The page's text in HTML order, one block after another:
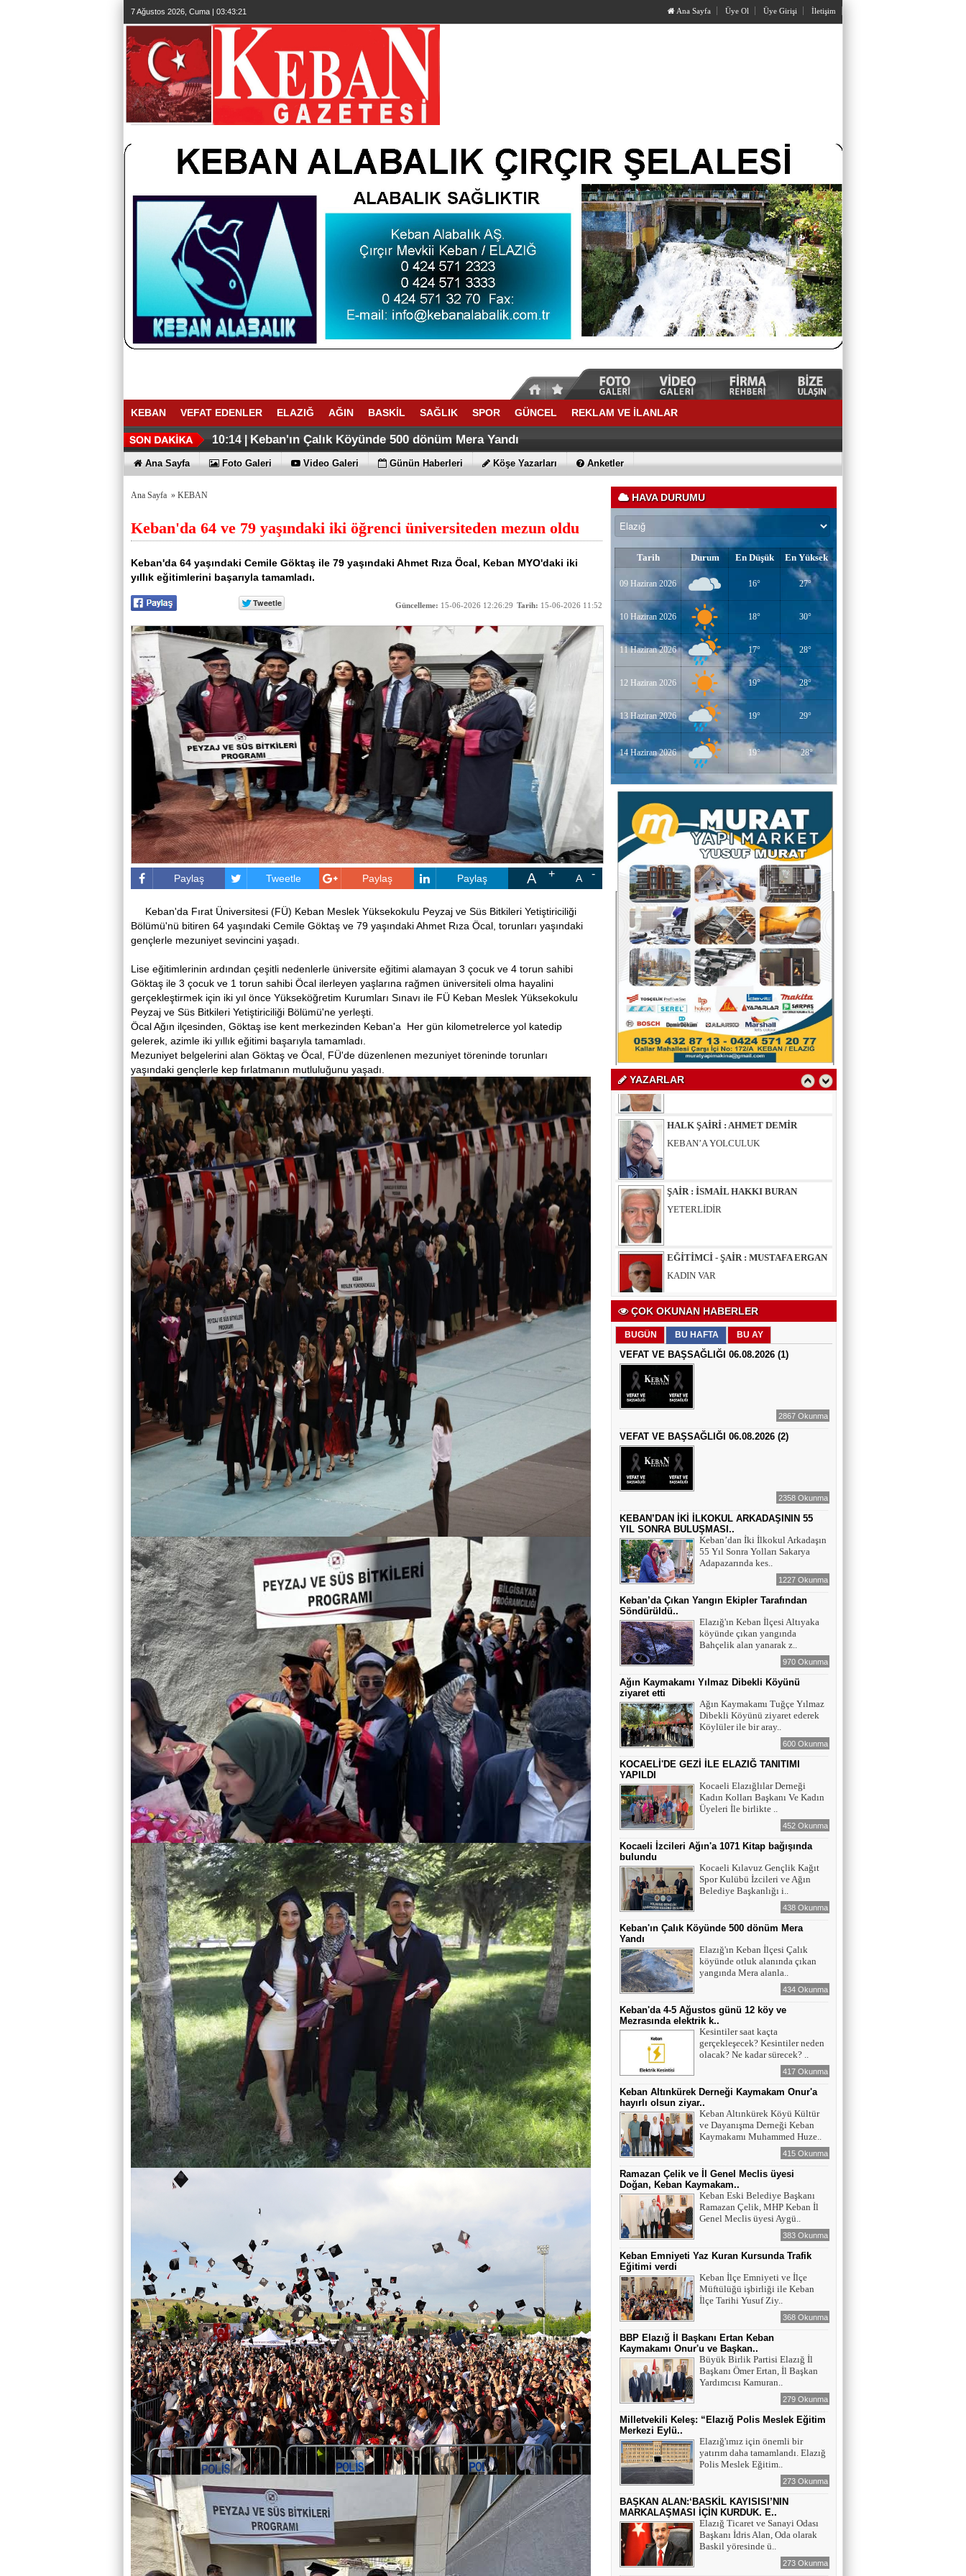
7 Ağustos 2026, Cuma | 03:43:23 Ana Sayfa Üye Ol Üye Girişi İletişim
KEBAN VEFAT EDENLER ELAZIĞ AĞIN BASKİL SAĞLIK SPOR GÜNCEL REKLAM VE İLANLAR
16:27 |ELAZIĞ İHRACATTA TARİH YAZDI
16:02 |Keban Emniyeti Yaz Kuran Kursunda Trafik Eğitimi verdi
10:14 | Keban'ın Çalık Köyünde 500 dönüm Mera Yandı
Ana Sayfa Foto Galeri Video Galeri Günün Haberleri Köşe Yazarları Anketler
Ana Sayfa » KEBAN
Keban'da 64 ve 79 yaşındaki iki öğrenci üniversiteden mezun oldu
Keban'da 64 yaşındaki Cemile Göktaş ile 79 yaşındaki Ahmet Rıza Öcal, Keban MYO'daki iki
yıllık eğitimlerini başarıyla tamamladı.
Güncelleme: 15-06-2026 12:26:29 Tarih: 15-06-2026 11:52
Paylaş Tweetle Paylaş Paylaş A A
Keban'da Fırat Üniversitesi (FÜ) Keban Meslek Yüksekokulu Peyzaj ve Süs Bitkileri Yetiştiriciliği
Bölümü'nü bitiren 64 yaşındaki Cemile Göktaş ve 79 yaşındaki Ahmet Rıza Öcal, torunları yaşındaki
gençlerle mezuniyet sevincini yaşadı.
Lise eğitimlerinin ardından çeşitli nedenlerle üniversite eğitimi alamayan 3 çocuk ve 4 torun sahibi
Göktaş ile 3 çocuk ve 1 torun sahibi Öcal ilerleyen yaşlarına rağmen üniversiteli olma hayalini
gerçekleştirmek için iki yıl önce Yükseköğretim Kurumları Sınavı ile FÜ Keban Meslek Yüksekokulu
Peyzaj ve Süs Bitkileri Yetiştiriciliği Bölümü'ne yerleşti.
Öcal Ağın ilçesinden, Göktaş ise kent merkezinden Keban'a Her gün kilometrelerce yol katedip
gelerek, azimle iki yıllık eğitimi başarıyla tamamladı.
Mezuniyet belgelerini alan Göktaş ve Öcal, FÜ'de düzenlenen mezuniyet töreninde torunları
yaşındaki gençlerle kep fırlatmanın mutluluğunu yaşadı.
HAVA DURUMU
Tarih Durum En Düşük En Yüksek
09 Haziran 2026 16° 27°
10 Haziran 2026 18° 30°
11 Haziran 2026 17° 28°
12 Haziran 2026 19° 28°
13 Haziran 2026 19° 29°
14 Haziran 2026 19° 28°
YAZARLAR
YAZAR-ŞAİR MİRAÇ DOĞAN
Mavi Işık İnsanları
EĞİTİMCİ-YAZAR TUNER
YERLİKAYA
ENGELLİ İNSANLARIN ENGELLİ
YERİNE FAZLA BAKMAK
EĞİTİMCİ - YAZAR : MİDRAN YOKUŞ
DİKİLİ TAŞLAR - 8
EĞİTİMCİ - YAZAR : PROF.DR.
RAMAZAN DEMİR
Gazi Paşa’nın Açtığı Yolda Dünya
Şampiyonluğu
YAZAR : CEM BAYINDIR
BEDRETTİN CÖMERT (1940-1978)
ÜZERİNE
YAZAR : ALİ OĞUZ
“BEN YUNUSUM OKYANUSLARDAN
GELİYORUM”
YAZAR : SELAHATTİN YALÇINER
YAZAR : AV.LEVENT BİLGİN
SAKAL-I ŞERİF
KEBAN’A YOLCULUK
YETERLİDİR
KADIN VAR
EĞİTİMCİ - ŞAİR : FEVZİ ÖZDEMİR
EDEP
ŞAİR : SELAMİ DOLU
ŞİİRLERİN HER SATIRINDA SEN VARSIN
EĞİTİMCİ - YAZAR : MEHMET
YILMAZ
HIZIR VE İLYAS: UMUDUN, BEREKETİN
VE YENİDEN DOĞUŞUN BULUŞMASI
EĞİTİMCİ - ŞAİR - YAZAR : SÜNDÜS
ARSLAN AKÇA
SUÇ SAMUR KÜRK OLSA
AZERBAYCANLI GAZETECİ-YAZAR
GUNAY RZAYEVA
Maral Rahmanzadeh - Azerbaycan'ın İlk
Profesyonel Kadın Ressamı
YAZAR - AV. ALİ DEMİR
TUTUKLAMA KARARI
YAZAR-ŞAİR MİRAÇ DOĞAN
Mavi Işık İnsanları
EĞİTİMCİ-YAZAR TUNER
ENGELLİ İNSANLARIN ENGELLİ
YERİNE FAZLA BAKMAK
EĞİTİMCİ - YAZAR : MİDRAN YOKUŞ
DİKİLİ TAŞLAR - 8
ÇOK OKUNAN HABERLER
BUGÜN BU HAFTA BU AY
VEFAT VE BAŞSAĞLIĞI 06.08.2026 (1)
2867 Okunma
VEFAT VE BAŞSAĞLIĞI 06.08.2026 (2)
2358 Okunma
KEBAN’DAN İKİ İLKOKUL ARKADAŞININ 55
YIL SONRA BULUŞMASI..
Keban’dan İki İlkokul Arkadaşın
55 Yıl Sonra Yolları Sakarya
Adapazarında kes..
1227 Okunma
Keban’da Çıkan Yangın Ekipler Tarafından
Söndürüldü..
Elazığ'ın Keban İlçesi Altıyaka
köyünde çıkan yangında
Bahçelik alan yanarak z..
970 Okunma
Ağın Kaymakamı Yılmaz Dibekli Köyünü
ziyaret etti
Ağın Kaymakamı Tuğçe Yılmaz
Dibekli Köyünü ziyaret ederek
Köylüler ile bir aray..
600 Okunma
KOCAELİ'DE GEZİ İLE ELAZIĞ TANITIMI
YAPILDI
Kocaeli Elazığlılar Derneği
Kadın Kolları Başkanı Ve Kadın
Üyeleri İle birlikte ..
452 Okunma
Kocaeli İzcileri Ağın'a 1071 Kitap bağışında
bulundu
Kocaeli Kılavuz Gençlik Kağıt
Spor Kulübü İzcileri ve Ağın
Belediye Başkanlığı i..
438 Okunma
Keban'ın Çalık Köyünde 500 dönüm Mera
Yandı
Elazığ'ın Keban İlçesi Çalık
köyünde otluk alanında çıkan
yangında Mera alanla..
434 Okunma
Keban'da 4-5 Ağustos günü 12 köy ve
Mezrasında elektrik k..
Kesintiler saat kaçta
gerçekleşecek? Kesintiler neden
olacak? Ne kadar sürecek? ..
417 Okunma
Keban Altınkürek Derneği Kaymakam Onur'a
hayırlı olsun ziyar..
Keban Altınkürek Köyü Kültür
ve Dayanışma Derneği Keban
Kaymakamı Muhammed Huze..
415 Okunma
Ramazan Çelik ve İl Genel Meclis üyesi
Doğan, Keban Kaymakam..
Keban Eski Belediye Başkanı
Ramazan Çelik, MHP Keban İl
Genel Meclis üyesi Aygü..
383 Okunma
Keban Emniyeti Yaz Kuran Kursunda Trafik
Eğitimi verdi
Keban İlçe Emniyeti ve İlçe
Müftülüğü işbirliği ile Keban
İlçe Tarihi Yusuf Ziy..
368 Okunma
BBP Elazığ İl Başkanı Ertan Keban
Kaymakamı Onur'u ve Başkan..
Büyük Birlik Partisi Elazığ İl
Başkanı Ömer Ertan, İl Başkan
Yardımcısı Kamuran..
279 Okunma
Milletvekili Keleş: “Elazığ Polis Meslek Eğitim
Merkezi Eylü..
Elazığ'ımız için önemli bir
yatırım daha tamamlandı. Elazığ
Polis Meslek Eğitim..
273 Okunma
BAŞKAN ALAN:‘BASKİL KAYISISI’NIN
MARKALAŞMASI İÇİN KURDUK. E..
Elazığ Ticaret ve Sanayi Odası
Başkanı İdris Alan, Oda olarak
Baskil yöresinde ü..
273 Okunma